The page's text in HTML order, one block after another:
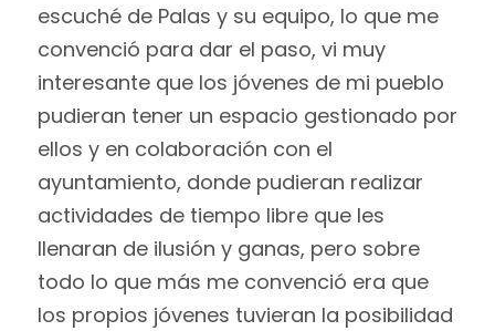
escuché de Palas y su equipo, lo que me
convenció para dar el paso, vi muy
interesante que los jóvenes de mi pueblo
pudieran tener un espacio gestionado por
ellos y en colaboración con el
ayuntamiento, donde pudieran realizar
actividades de tiempo libre que les
llenaran de ilusión y ganas, pero sobre
todo lo que más me convenció era que
los propios jóvenes tuvieran la posibilidad